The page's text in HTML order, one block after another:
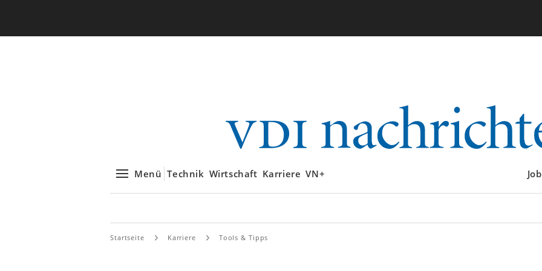
Menü Technik Wirtschaft Karriere VN+
Startseite Karriere Tools & Tipps